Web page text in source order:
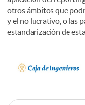
otros ámbitos que
y el no lucrativo, o las
estandarización de